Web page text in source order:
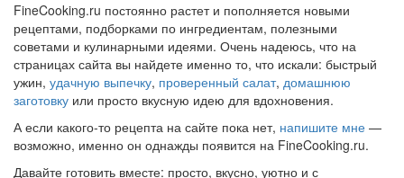
FineCooking.ru постоянно растет и пополняется новыми
рецептами, подборками по ингредиентам, полезными
советами и кулинарными идеями. Очень надеюсь, что на
страницах сайта вы найдете именно то, что искали: быстрый
ужин, удачную выпечку, проверенный салат, домашнюю
заготовку или просто вкусную идею для вдохновения.
А если какого-то рецепта на сайте пока нет, напишите мне —
возможно, именно он однажды появится на FineCooking.ru.
Давайте готовить вместе: просто, вкусно, уютно и с